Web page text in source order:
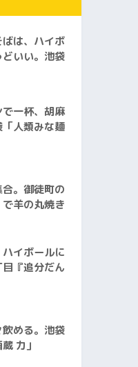
は、ハイボ
いい。池袋
一杯、胡麻
人類みな麺
。御徒町の
羊の丸焼き
イボールに
『追分だん
める。池袋
力」